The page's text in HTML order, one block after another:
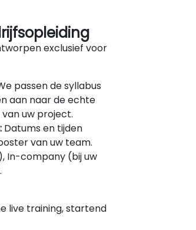
exclusief voor
passen de syllabus
aan naar de echte
uw project.
Datums en tijden
van uw team.
In-company (bij uw
live training, startend